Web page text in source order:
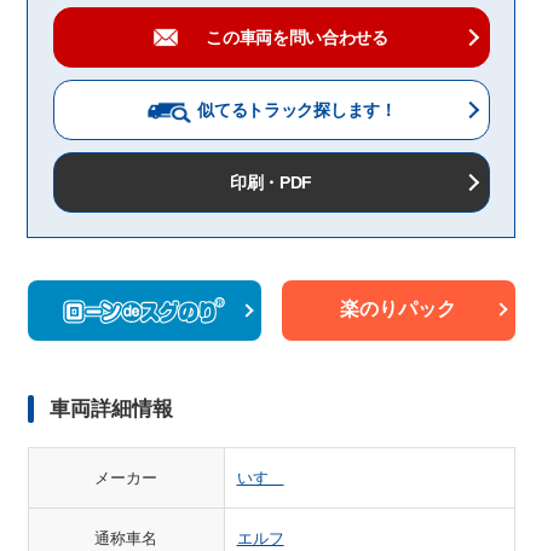
この車両を問い合わせる
似てるトラック探します！
印刷・PDF
楽のりパック
車両詳細情報
メーカー いすゞ
通称車名 エルフ